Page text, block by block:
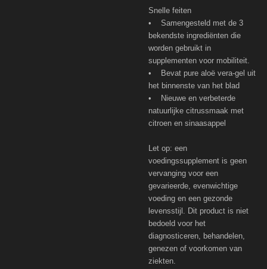
Snelle feiten
• Samengesteld met de 3
bekendste ingrediënten die
worden gebruikt in
supplementen voor mobiliteit.
• Bevat pure aloë vera-gel uit
het binnenste van het blad
• Nieuwe en verbeterde
natuurlijke citrussmaak met
citroen en sinaasappel
Let op: een
voedingssupplement is geen
vervanging voor een
gevarieerde, evenwichtige
voeding en een gezonde
levensstijl. Dit product is niet
bedoeld voor het
diagnosticeren, behandelen,
genezen of voorkomen van
ziekten.